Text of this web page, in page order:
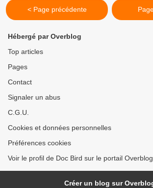
< Page précédente
Hébergé par Overblog
Top articles
Pages
Contact
Signaler un abus
C.G.U.
Cookies et données personnelles
Préférences cookies
Voir le profil de Doc Bird sur le portail Overblog
Créer un blog sur